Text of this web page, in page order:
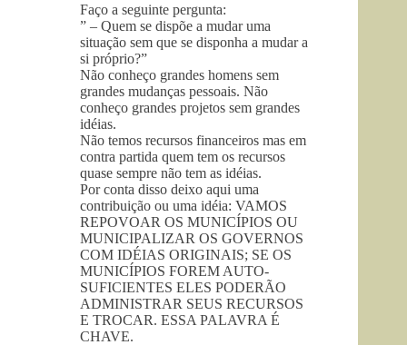
Faço a seguinte pergunta:
” – Quem se dispõe a mudar uma
situação sem que se disponha a mudar a
si próprio?”
Não conheço grandes homens sem
grandes mudanças pessoais. Não
conheço grandes projetos sem grandes
idéias.
Não temos recursos financeiros mas em
contra partida quem tem os recursos
quase sempre não tem as idéias.
Por conta disso deixo aqui uma
contribuição ou uma idéia: VAMOS
REPOVOAR OS MUNICÍPIOS OU
MUNICIPALIZAR OS GOVERNOS
COM IDÉIAS ORIGINAIS; SE OS
MUNICÍPIOS FOREM AUTO-
SUFICIENTES ELES PODERÃO
ADMINISTRAR SEUS RECURSOS
E TROCAR. ESSA PALAVRA É
CHAVE.